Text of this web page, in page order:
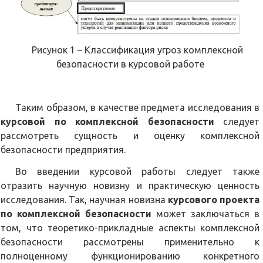
Рисунок 1 – Классификация угроз комплексной
безопасности в курсовой работе
Таким образом, в качестве предмета исследования в
курсовой по комплексной безопасности следует
рассмотреть сущность и оценку комплексной
безопасности предприятия.
Во введении курсовой работы следует также
отразить научную новизну и практическую ценность
исследования. Так, научная новизна курсового проекта
по комплексной безопасности может заключаться в
том, что теоретико-прикладные аспекты комплексной
безопасности рассмотрены применительно к
полноценному функционированию конкретного